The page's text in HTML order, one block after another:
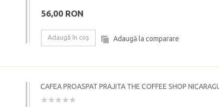
56,00 RON
Adaugă în coş Adaugă la comparare
CAFEA PROASPAT PRAJITA THE COFFEE SHOP